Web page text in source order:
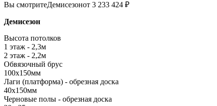
Вы смотритеДемисезонот 3 233 424 ₽
Демисезон
Высота потолков
1 этаж - 2,3м
2 этаж - 2,2м
Обвязочный брус
100х150мм
Лаги (платформа) - обрезная доска
40х150мм
Черновые полы - обрезная доска